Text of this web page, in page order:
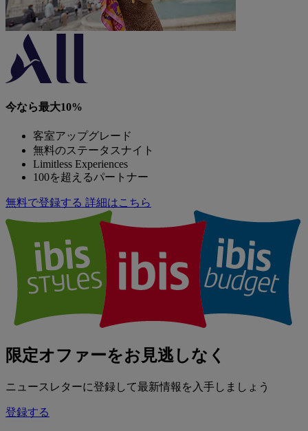
今なら最大10%
客室アップグレード
無料のステータスナイト
Limitless Experiences
100を超えるパートナー
無料で登録する 詳細はこちら
限定オファーをお見逃しなく
ニュースレターに登録して最新情報を入手しましょう
登録する